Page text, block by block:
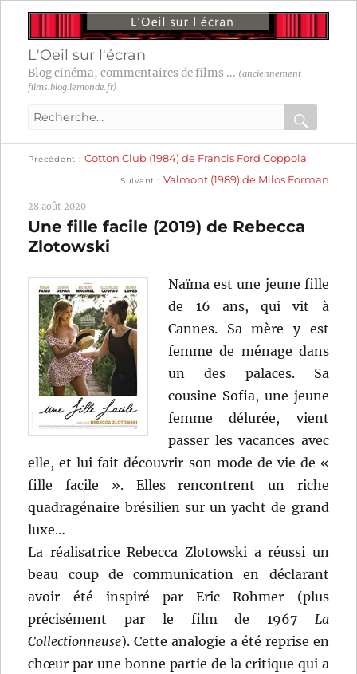
L'Oeil sur l'écran
Blog cinéma, commentaires de films ... (anciennement
films.blog.lemonde.fr)
Recherche
:
OK
Navigation
l’article
Précédent
précédente :
Cotton Club (1984) de Francis Ford Coppola
Suivant
suivante :
Valmont (1989) de Milos Forman
28 août 2020
Une fille facile (2019) de Rebecca
Zlotowski
Naïma est une jeune fille
de 16 ans, qui vit à
Cannes. Sa mère y est
femme de ménage dans
un des palaces. Sa
cousine Sofia, une jeune
femme délurée, vient
passer les vacances avec
elle, et lui fait découvrir son mode de vie de «
fille facile ». Elles rencontrent un riche
quadragénaire brésilien sur un yacht de grand
luxe…
La réalisatrice Rebecca Zlotowski a réussi un
beau coup de communication en déclarant
avoir été inspiré par Eric Rohmer (plus
précisément par le film de 1967 La
Collectionneuse). Cette analogie a été reprise en
chœur par une bonne partie de la critique qui a